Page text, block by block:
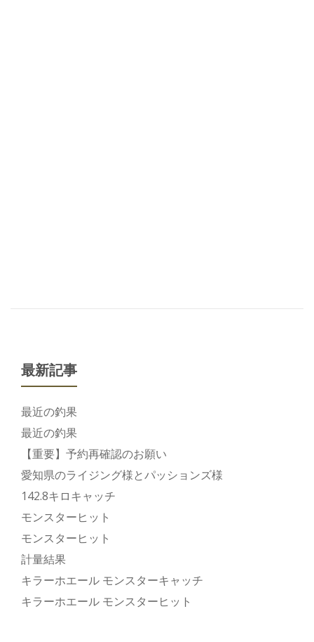
最新記事
最近の釣果
最近の釣果
【重要】予約再確認のお願い
愛知県のライジング様とパッションズ様
142.8キロキャッチ
モンスターヒット
モンスターヒット
計量結果
キラーホエール モンスターキャッチ
キラーホエール モンスターヒット